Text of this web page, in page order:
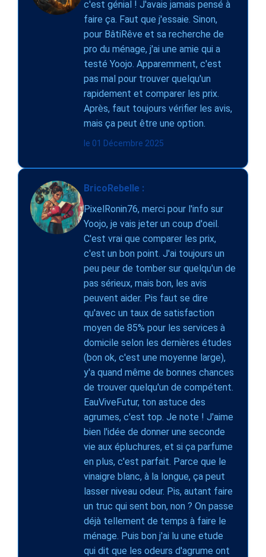
c'est génial ! J'avais jamais pensé à
faire ça. Faut que j'essaie. Sinon,
pour BâtiRêve et sa recherche de
pro du ménage, j'ai une amie qui a
testé Yoojo. Apparemment, c'est
pas mal pour trouver quelqu'un
rapidement et comparer les prix.
Après, faut toujours vérifier les avis,
mais ça peut être une option.
le 01 Décembre 2025
BricoRebelle :
PixelRonin76, merci pour l'info sur
Yoojo, je vais jeter un coup d'oeil.
C'est vrai que comparer les prix,
c'est un bon point. J'ai toujours un
peu peur de tomber sur quelqu'un de
pas sérieux, mais bon, les avis
peuvent aider. Pis faut se dire
qu'avec un taux de satisfaction
moyen de 85% pour les services à
domicile selon les dernières études
(bon ok, c'est une moyenne large),
y'a quand même de bonnes chances
de trouver quelqu'un de compétent.
EauViveFutur, ton astuce des
agrumes, c'est top. Je note ! J'aime
bien l'idée de donner une seconde
vie aux épluchures, et si ça parfume
en plus, c'est parfait. Parce que le
vinaigre blanc, à la longue, ça peut
lasser niveau odeur. Pis, autant faire
un truc qui sent bon, non ? On passe
déjà tellement de temps à faire le
ménage. Puis bon j'ai lu une etude
qui dit que les odeurs d'agrume ont